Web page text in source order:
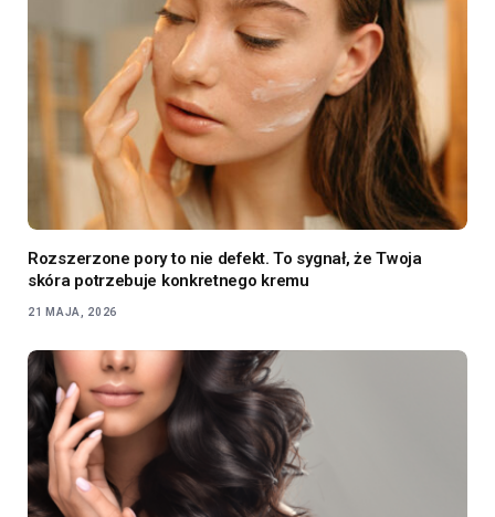
Rozszerzone pory to nie defekt. To sygnał, że Twoja
skóra potrzebuje konkretnego kremu
21 MAJA, 2026